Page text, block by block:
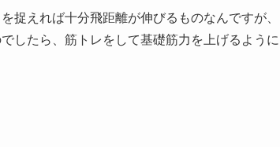
捉えれば十分飛距離が伸びるものなんですが、
したら、筋トレをして基礎筋力を上げるように